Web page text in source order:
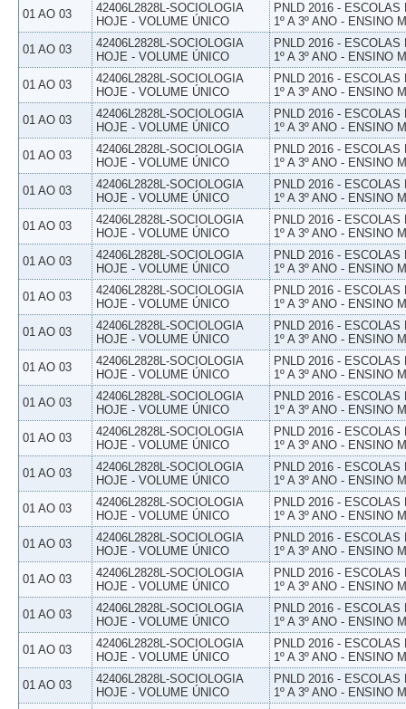
01 AO 03
42406L2828L-SOCIOLOGIA
HOJE - VOLUME ÚNICO
PNLD 2016 -
1º A 3º ANO - ENSINO
01 AO 03
42406L2828L-SOCIOLOGIA
HOJE - VOLUME ÚNICO
PNLD 2016 -
1º A 3º ANO - ENSINO
01 AO 03
42406L2828L-SOCIOLOGIA
HOJE - VOLUME ÚNICO
PNLD 2016 -
1º A 3º ANO - ENSINO
01 AO 03
42406L2828L-SOCIOLOGIA
HOJE - VOLUME ÚNICO
PNLD 2016 -
1º A 3º ANO - ENSINO
01 AO 03
42406L2828L-SOCIOLOGIA
HOJE - VOLUME ÚNICO
PNLD 2016 -
1º A 3º ANO - ENSINO
01 AO 03
42406L2828L-SOCIOLOGIA
HOJE - VOLUME ÚNICO
PNLD 2016 -
1º A 3º ANO - ENSINO
01 AO 03
42406L2828L-SOCIOLOGIA
HOJE - VOLUME ÚNICO
PNLD 2016 -
1º A 3º ANO - ENSINO
01 AO 03
42406L2828L-SOCIOLOGIA
HOJE - VOLUME ÚNICO
PNLD 2016 -
1º A 3º ANO - ENSINO
01 AO 03
42406L2828L-SOCIOLOGIA
HOJE - VOLUME ÚNICO
PNLD 2016 -
1º A 3º ANO - ENSINO
01 AO 03
42406L2828L-SOCIOLOGIA
HOJE - VOLUME ÚNICO
PNLD 2016 -
1º A 3º ANO - ENSINO
01 AO 03
42406L2828L-SOCIOLOGIA
HOJE - VOLUME ÚNICO
PNLD 2016 -
1º A 3º ANO - ENSINO
01 AO 03
42406L2828L-SOCIOLOGIA
HOJE - VOLUME ÚNICO
PNLD 2016 -
1º A 3º ANO - ENSINO
01 AO 03
42406L2828L-SOCIOLOGIA
HOJE - VOLUME ÚNICO
PNLD 2016 -
1º A 3º ANO - ENSINO
01 AO 03
42406L2828L-SOCIOLOGIA
HOJE - VOLUME ÚNICO
PNLD 2016 -
1º A 3º ANO - ENSINO
01 AO 03
42406L2828L-SOCIOLOGIA
HOJE - VOLUME ÚNICO
PNLD 2016 -
1º A 3º ANO - ENSINO
01 AO 03
42406L2828L-SOCIOLOGIA
HOJE - VOLUME ÚNICO
PNLD 2016 -
1º A 3º ANO - ENSINO
01 AO 03
42406L2828L-SOCIOLOGIA
HOJE - VOLUME ÚNICO
PNLD 2016 -
1º A 3º ANO - ENSINO
01 AO 03
42406L2828L-SOCIOLOGIA
HOJE - VOLUME ÚNICO
PNLD 2016 -
1º A 3º ANO - ENSINO
01 AO 03
42406L2828L-SOCIOLOGIA
HOJE - VOLUME ÚNICO
PNLD 2016 -
1º A 3º ANO - ENSINO
01 AO 03
42406L2828L-SOCIOLOGIA
HOJE - VOLUME ÚNICO
PNLD 2016 -
1º A 3º ANO - ENSINO